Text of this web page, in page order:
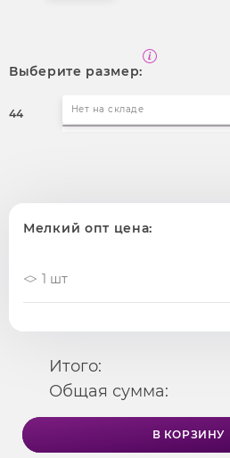
Выберите размер:
44 Нет на складе
Мелкий опт цена:
1 шт
Итого:
Общая сумма:
В КОРЗИНУ